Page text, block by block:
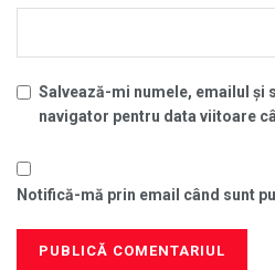
Salvează-mi numele, emailul și
navigator pentru data viitoare
Notifică-mă prin email când sunt